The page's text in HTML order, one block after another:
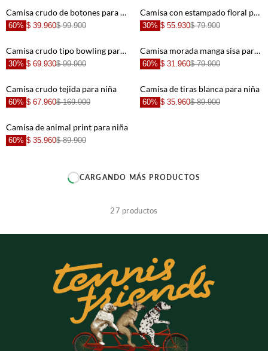
+ +
+ +
+
+
Camisa crudo de botones para niña
60% $ 39.960$ 99.900
Camisa con estampado floral para niña
30% $ 55.930$ 79.900
Camisa crudo tipo bowling para niña
30% $ 69.930$ 99.900
Camisa morada manga sisa para niña
60% $ 31.960$ 79.900
+
Camisa crudo tejida para niña
60% $ 67.960$ 169.900
+
Camisa de tiras blanca para niña
60% $ 35.960$ 89.900
+
Camisa de animal print para niña
60% $ 35.960$ 89.900
CARGAR MÁS PRODUCTOS